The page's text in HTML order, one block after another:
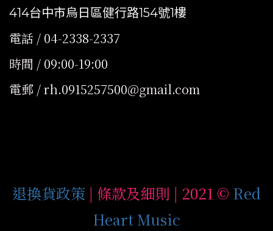
414台中市烏日區健行路154號1樓
電話 / 04-2338-2337
時間 / 09:00-19:00
電郵 / rh.0915257500@gmail.com
退換貨政策 | 條款及細則 | 2021 © Red
Heart Music